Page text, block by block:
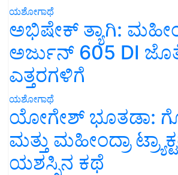
ಯಶೋಗಾಥೆ
ಅಭಿಷೇಕ್ ತ್ಯಾಗಿ:
ಅರ್ಜುನ್ 605 DI
ಎತ್ತರಗಳಿಗೆ
ಯಶೋಗಾಥೆ
ಯೋಗೇಶ್ ಭೂತಡಾ:
ಮತ್ತು ಮಹೀಂದ್ರಾ
ಯಶಸ್ಸಿನ ಕಥೆ